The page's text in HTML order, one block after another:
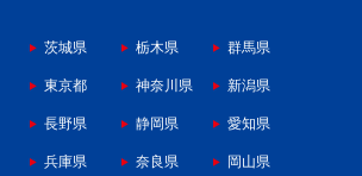
茨城県 栃木県 群馬県
東京都 神奈川県 新潟県
長野県 静岡県 愛知県
兵庫県 奈良県 岡山県